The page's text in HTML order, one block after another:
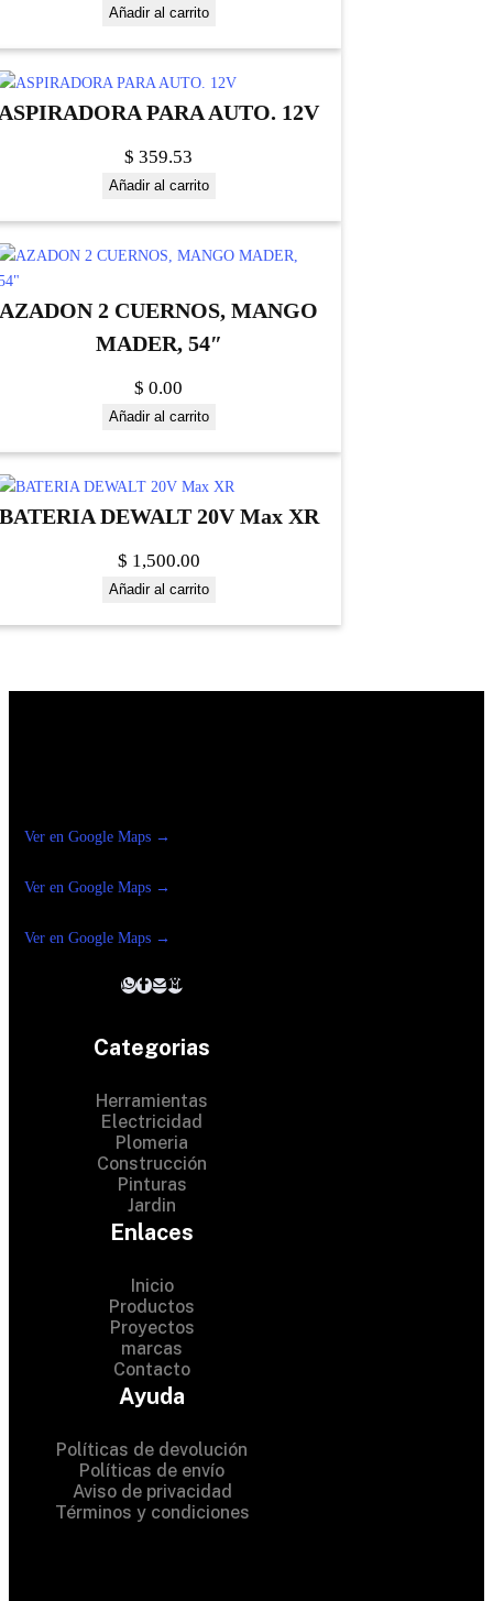
Añadir al carrito
PARA AUTO. 12V
$ 359.53
Añadir al carrito
AZADON 2 CUERNOS, MANGO
MADER, 54″
$ 0.00
Añadir al carrito
DEWALT 20V Max XR
$ 1,500.00
Añadir al carrito
Ver en Google Maps →
Ver en Google Maps →
Ver en Google Maps →
Categorias
Herramientas
Electricidad
Plomeria
Construcción
Pinturas
Jardin
Enlaces
Inicio
Productos
Proyectos
marcas
Contacto
Ayuda
Políticas de devolución
Políticas de envío
Aviso de privacidad
Términos y condiciones